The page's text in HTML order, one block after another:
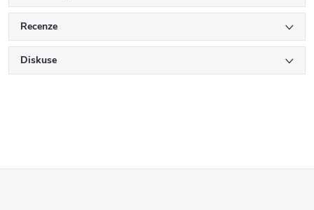
Recenze
Diskuse